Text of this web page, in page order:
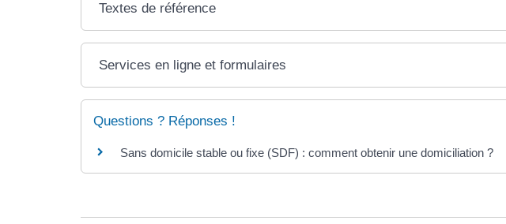
Textes de référence
Services en ligne et formulaires
Questions ? Réponses !
Sans domicile stable ou fixe (SDF) : comment obtenir une domiciliation ?